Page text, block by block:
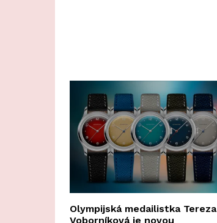
Olympijská medailistka Tereza
Voborníková je novou